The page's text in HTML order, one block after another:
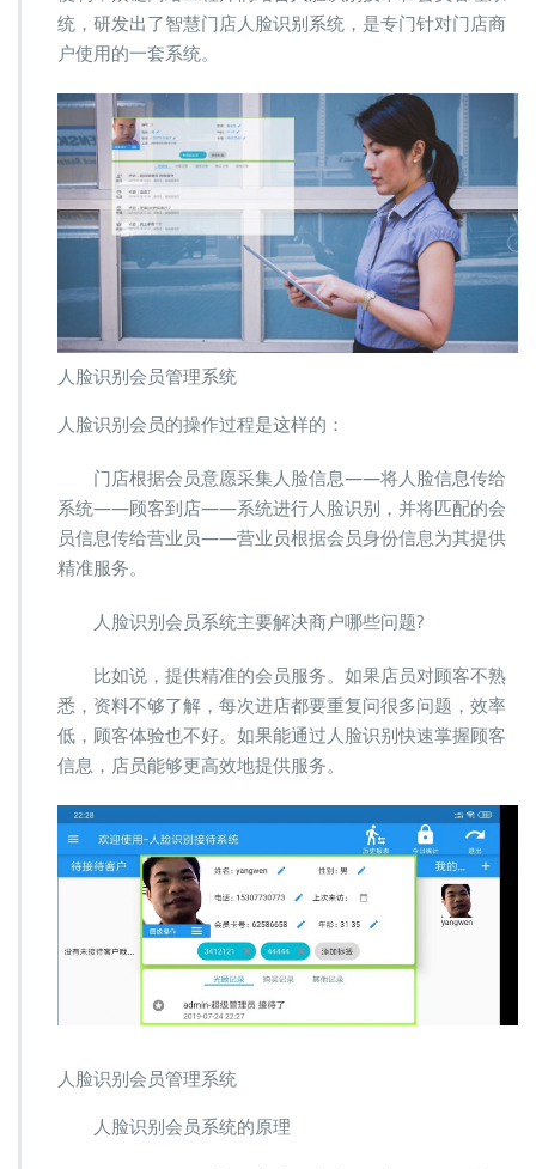
系
力
商
家
拴
会
员
顾
客
统，研发出了智慧门店人脸识别系统，是专门针对门店商
户使用的一套系统。
人脸识别会员管理系统
人脸识别会员的操作过程是这样的：
门店根据会员意愿采集人脸信息——将人脸信息传给
系统——顾客到店——系统进行人脸识别，并将匹配的会
员信息传给营业员——营业员根据会员身份信息为其提供
精准服务。
人脸识别会员系统主要解决商户哪些问题?
比如说，提供精准的会员服务。如果店员对顾客不熟
悉，资料不够了解，每次进店都要重复问很多问题，效率
低，顾客体验也不好。如果能通过人脸识别快速掌握顾客
信息，店员能够更高效地提供服务。
人脸识别会员管理系统
人脸识别会员系统的原理